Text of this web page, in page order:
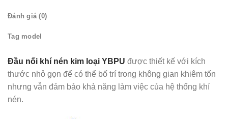
Đánh giá (0)
Tag model
Đầu nối khí nén kim loại YBPU được thiết kế với kích
thước nhỏ gọn để có thể bố trí trong không gian khiêm tốn
nhưng vẫn đảm bảo khả năng làm việc của hệ thống khí
nén.